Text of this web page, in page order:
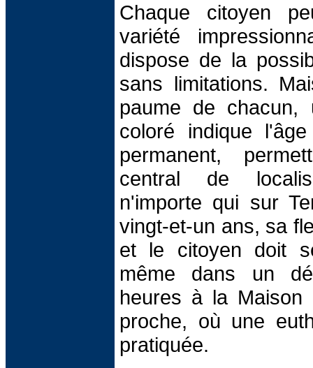
Chaque citoyen
variété
dispose de la
sans limitations.
paume de
coloré indique
permanent,
central de
n'importe qui sur
vingt-et-un ans, sa
et le citoyen doit
même dans un
heures à la
proche, où une
pratiquée.